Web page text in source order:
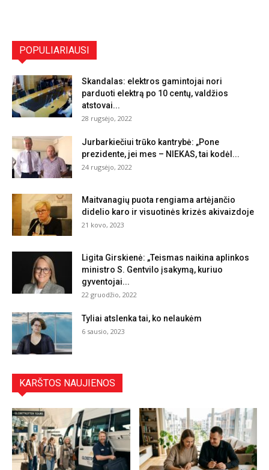
POPULIARIAUSI
Skandalas: elektros gamintojai nori
parduoti elektrą po 10 centų, valdžios
atstovai...
28 rugsėjo, 2022
Jurbarkiečiui trūko kantrybė: „Pone
prezidente, jei mes – NIEKAS, tai kodėl...
24 rugsėjo, 2022
Maitvanagių puota rengiama artėjančio
didelio karo ir visuotinės krizės akivaizdoje
21 kovo, 2023
Ligita Girskienė: „Teismas naikina aplinkos
ministro S. Gentvilo įsakymą, kuriuo
gyventojai...
22 gruodžio, 2022
Tyliai atslenka tai, ko nelaukėm
6 sausio, 2023
KARŠTOS NAUJIENOS